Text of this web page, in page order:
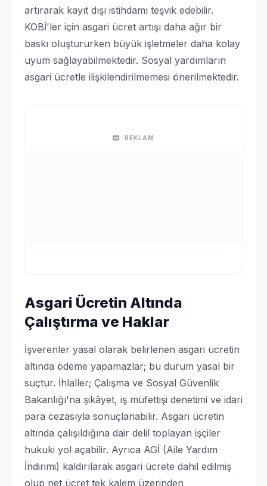
artırarak kayıt dışı istihdamı teşvik edebilir.
KOBİ'ler için asgari ücret artışı daha ağır bir
baskı oluştururken büyük işletmeler daha kolay
uyum sağlayabilmektedir. Sosyal yardımların
asgari ücretle ilişkilendirilmemesi önerilmektedir.
REKLAM
Asgari Ücretin Altında
Çalıştırma ve Haklar
İşverenler yasal olarak belirlenen asgari ücretin
altında ödeme yapamazlar; bu durum yasal bir
suçtur. İhlaller; Çalışma ve Sosyal Güvenlik
Bakanlığı'na şikâyet, iş müfettişi denetimi ve idari
para cezasıyla sonuçlanabilir. Asgari ücretin
altında çalışıldığına dair delil toplayan işçiler
hukuki yol açabilir. Ayrıca AGİ (Aile Yardım
İndirimi) kaldırılarak asgari ücrete dahil edilmiş
olup net ücret tek kalem üzerinden